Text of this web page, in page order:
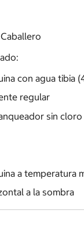
con agua tibia
regular
sin
a temperatura
a la sombra